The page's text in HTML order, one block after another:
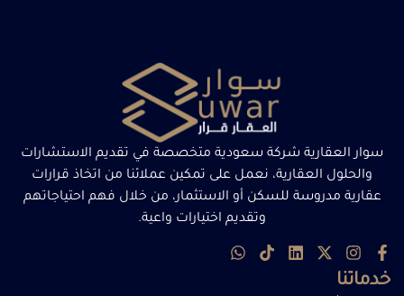
سوار العقارية شركة سعودية متخصصة في تقديم الاستشارات
والحلول العقارية، نعمل على تمكين عملائنا من اتخاذ قرارات
عقارية مدروسة للسكن أو الاستثمار، من خلال فهم احتياجاتهم
وتقديم اختيارات واعية.
خدماتنا